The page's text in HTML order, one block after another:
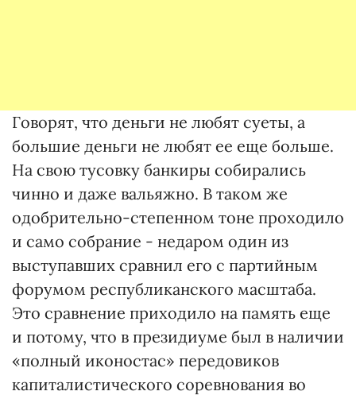
Говорят, что деньги не любят суеты, а
большие деньги не любят ее еще больше.
На свою тусовку банкиры собирались
чинно и даже вальяжно. В таком же
одобрительно-степенном тоне проходило
и само собрание - недаром один из
выступавших сравнил его с партийным
форумом республиканского масштаба.
Это сравнение приходило на память еще
и потому, что в президиуме был в наличии
«полный иконостас» передовиков
капиталистического соревнования во